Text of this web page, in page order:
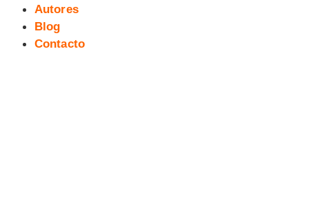
Autores
Blog
Contacto